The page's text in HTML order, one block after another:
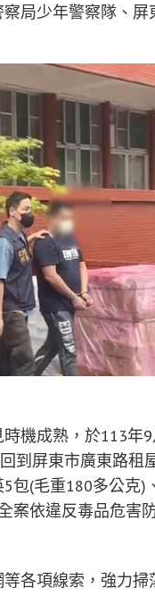
局少年警察隊、
機成熟，於113年
到屏東市廣東路
包(毛重180多公克
案依違反毒品危害
各項線索，強力